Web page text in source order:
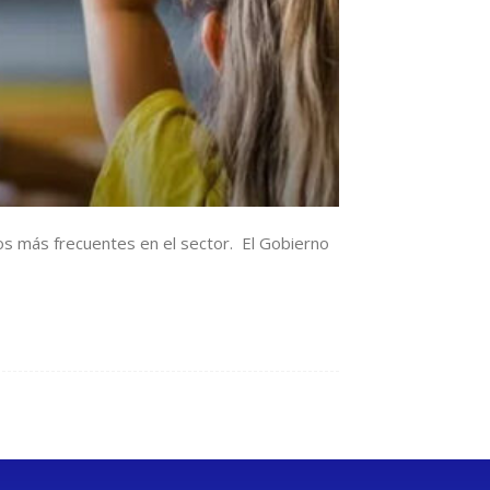
más frecuentes en el sector. El Gobierno